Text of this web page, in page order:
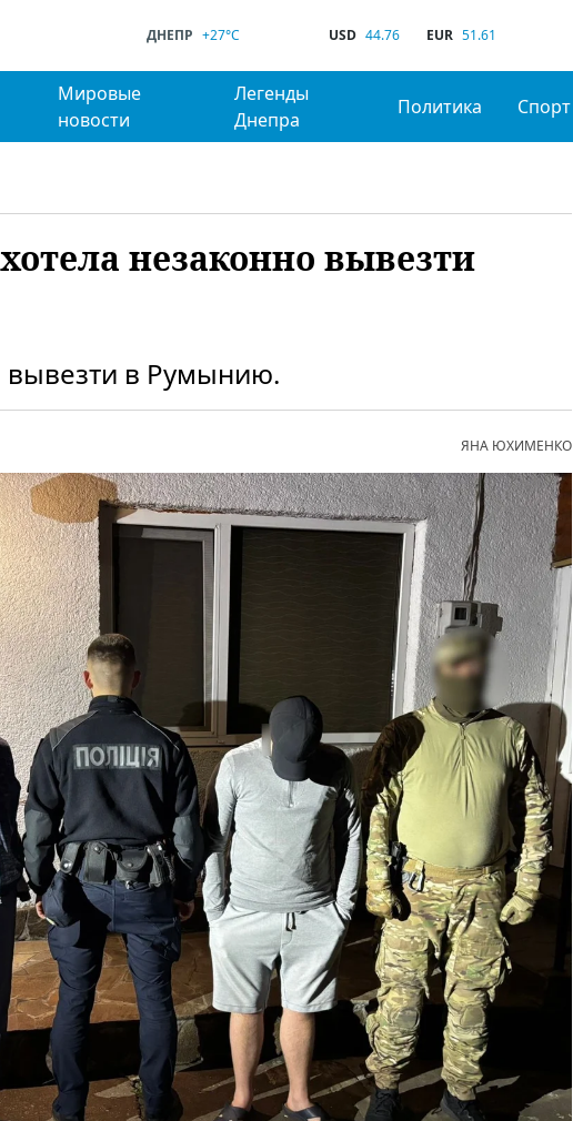
ДНЕПР +27°C USD 44.76 EUR 51.61
Мировые
новости
Легенды
Днепра
Политика Спорт
незаконно вывезти
вывезти в Румынию.
ЯНА ЮХИМЕНКО